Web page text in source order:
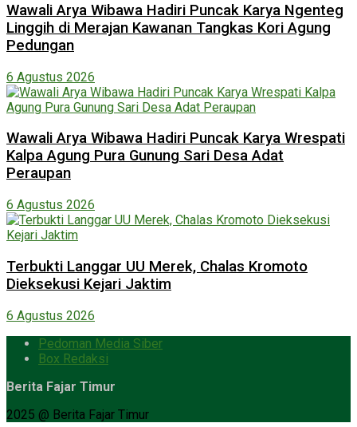
Wawali Arya Wibawa Hadiri Puncak Karya Ngenteg
Linggih di Merajan Kawanan Tangkas Kori Agung
Pedungan
6 Agustus 2026
Wawali Arya Wibawa Hadiri Puncak Karya Wrespati
Kalpa Agung Pura Gunung Sari Desa Adat
Peraupan
6 Agustus 2026
Terbukti Langgar UU Merek, Chalas Kromoto
Dieksekusi Kejari Jaktim
6 Agustus 2026
Pedoman Media Siber
Box Redaksi
Berita Fajar Timur
2025 @ Berita Fajar Timur